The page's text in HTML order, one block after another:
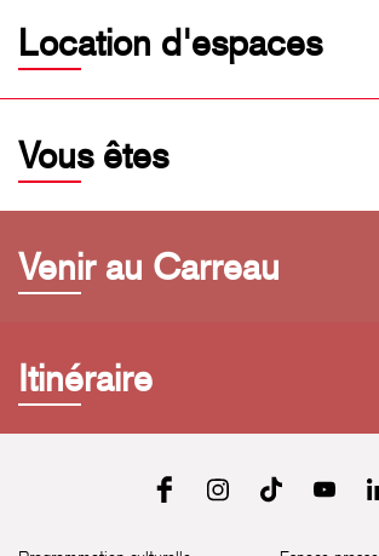
Location d'espaces
Vous êtes
Venir au Carreau
Itinéraire